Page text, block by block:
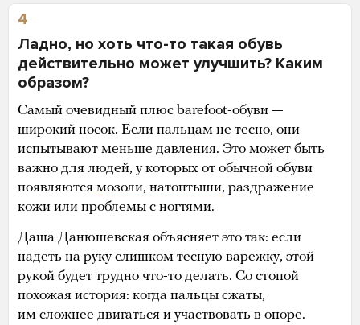
4
Ладно, но хоть что-то такая обувь
действительно может улучшить? Каким
образом?
Самый очевидный плюс barefoot-обуви —
широкий носок. Если пальцам не тесно, они
испытывают меньше давления. Это может быть
важно для людей, у которых от обычной обуви
появляются мозоли, натоптыши, раздражение
кожи или проблемы с ногтями.
Даша Данюшевская объясняет это так: если
надеть на руку слишком тесную варежку, этой
рукой будет трудно что-то делать. Со стопой
похожая история: когда пальцы сжаты,
им сложнее двигаться и участвовать в опоре.